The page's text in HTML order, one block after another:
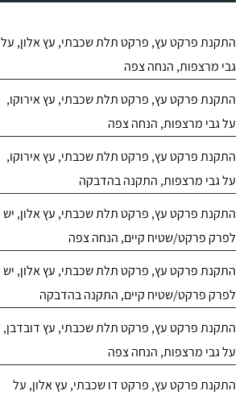
התקנת פרקט עץ, פרקט תלת שכבתי, עץ אלון, על
גבי מרצפות, הנחה צפה
התקנת פרקט עץ, פרקט תלת שכבתי, עץ אירוקו,
על גבי מרצפות, הנחה צפה
התקנת פרקט עץ, פרקט תלת שכבתי, עץ אירוקו,
על גבי מרצפות, התקנה בהדבקה
התקנת פרקט עץ, פרקט תלת שכבתי, עץ אלון, יש
לפרק פרקט/שטיח קיים, הנחה צפה
התקנת פרקט עץ, פרקט תלת שכבתי, עץ אלון, יש
לפרק פרקט/שטיח קיים, התקנה בהדבקה
התקנת פרקט עץ, פרקט תלת שכבתי, עץ דובדבן,
על גבי מרצפות, הנחה צפה
התקנת פרקט עץ, פרקט דו שכבתי, עץ אלון, על